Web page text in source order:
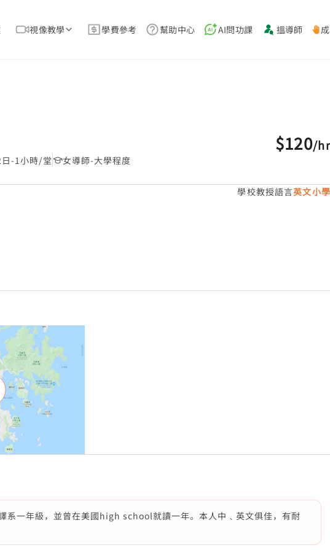
視像教學 學費參考 幫助中心 AI問功課 搵導師
-1小時/堂 女導師-大學程度
$120/hr
學校教授語言英文小學
系一年級，並曾在美國high school就讀一年。本人中﹑英文俱佳，有耐